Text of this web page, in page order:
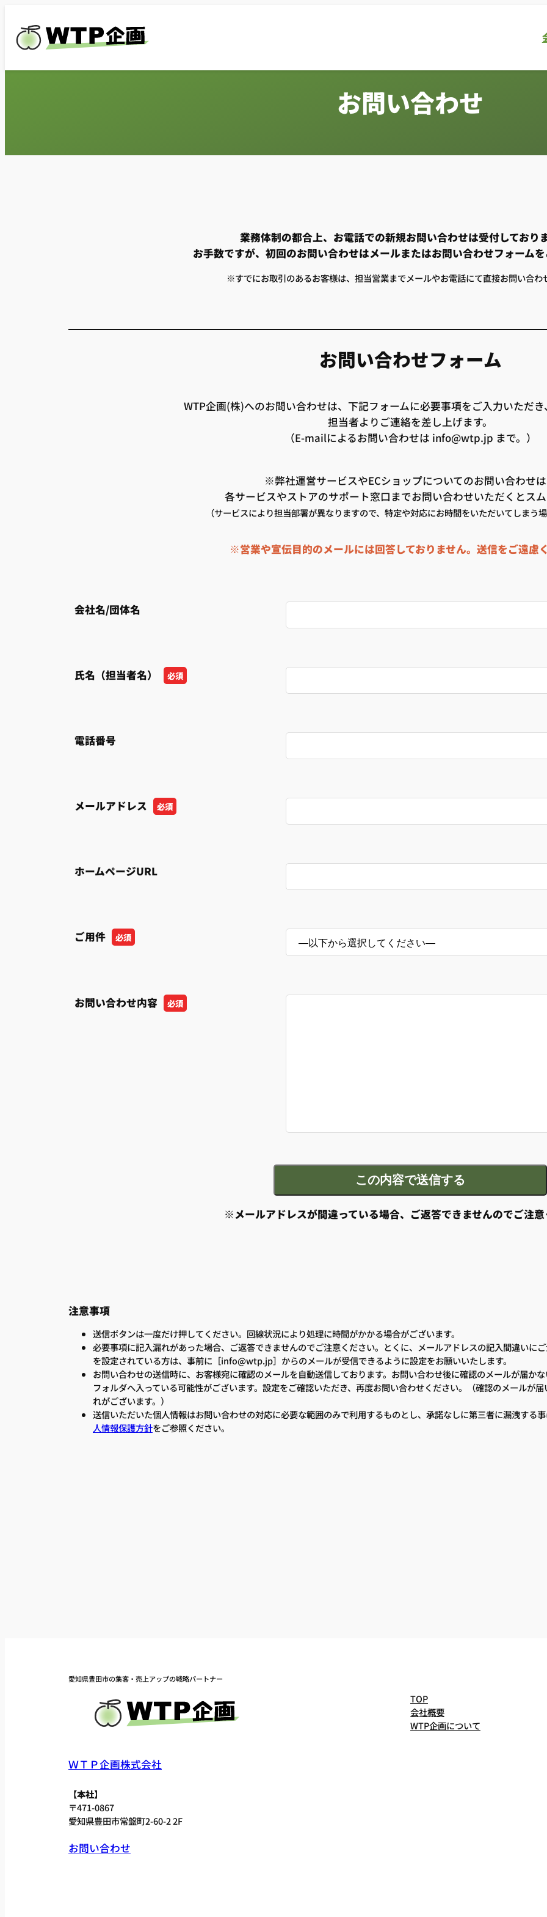
お問い合わせ
業務体制の都合上、お電話での新規お問い合わせは受付しておりま
お手数ですが、初回のお問い合わせはメールまたはお問い合わせフォームを
※すでにお取引のあるお客様は、担当営業までメールやお電話にて直接お問い合わ
お問い合わせフォーム
WTP企画(株)へのお問い合わせは、下記フォームに必要事項をご入力いただき
担当者よりご連絡を差し上げます。
（E-mailによるお問い合わせは info@wtp.jp まで。）
※弊社運営サービスやECショップについてのお問い合わせは
各サービスやストアのサポート窓口までお問い合わせいただくとスム
（サービスにより担当部署が異なりますので、特定や対応にお時間をいただいてしまう場
※営業や宣伝目的のメールには回答しておりません。送信をご遠慮く
会社名/団体名
氏名（担当者名） 必須
電話番号
メールアドレス 必須
ホームページURL
ご用件 必須
お問い合わせ内容 必須
※メールアドレスが間違っている場合、ご返答できませんのでご注意
注意事項
送信ボタンは一度だけ押してください。回線状況により処理に時間がかかる場合がございます。
必要事項に記入漏れがあった場合、ご返答できませんのでご注意ください。とくに、メールアドレスの記入間違いに
を設定されている方は、事前に［info@wtp.jp］からのメールが受信できるように設定をお願いいたします。
お問い合わせの送信時に、お客様宛に確認のメールを自動送信しております。お問い合わせ後に確認のメールが届か
フォルダへ入っている可能性がございます。設定をご確認いただき、再度お問い合わせください。（確認のメールが
れがございます。）
送信いただいた個人情報はお問い合わせの対応に必要な範囲のみで利用するものとし、承諾なしに第三者に漏洩する
人情報保護方針をご参照ください。
愛知県豊田市の集客・売上アップの戦略パートナー
ＷＴＰ企画株式会社
【本社】
〒471-0867
愛知県豊田市常盤町2-60-2 2F
お問い合わせ
TOP
会社概要
WTP企画について